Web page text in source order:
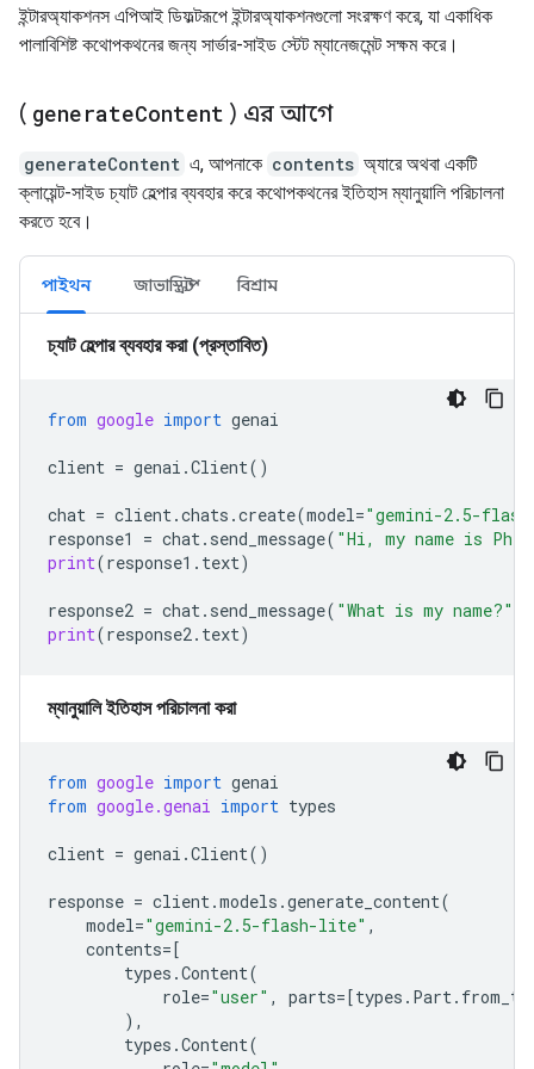
ইন্টারঅ্যাকশনস এপিআই ডিফল্টরূপে ইন্টারঅ্যাকশনগুলো সংরক্ষণ করে, যা একাধিক
পালাবিশিষ্ট কথোপকথনের জন্য সার্ভার-সাইড স্টেট ম্যানেজমেন্ট সক্ষম করে।
( generateContent ) এর আগে
generateContent এ, আপনাকে contents অ্যারে অথবা একটি
ক্লায়েন্ট-সাইড চ্যাট হেল্পার ব্যবহার করে কথোপকথনের ইতিহাস ম্যানুয়ালি পরিচালনা
করতে হবে।
পাইথন জাভাস্ক্রিপ্ট বিশ্রাম
চ্যাট হেল্পার ব্যবহার করা (প্রস্তাবিত)
from google import genai
client = genai .Client()
chat = client.chats .create(model="gemini-2.5-
response1
= chat. send_message( "Hi, my name is
print(response1 . text)
response2 = chat. send_message( "What is my name?"
print(response2. text)
ম্যানুয়ালি ইতিহাস পরিচালনা করা
from google import genai
from google.genai import types
client = genai .Client()
response = client.models .generate_content(
model="gemini-2.5-flash-lite" ,
contents=[
types .Content(
role="user" , parts=[types . Part.
),
types .Content(